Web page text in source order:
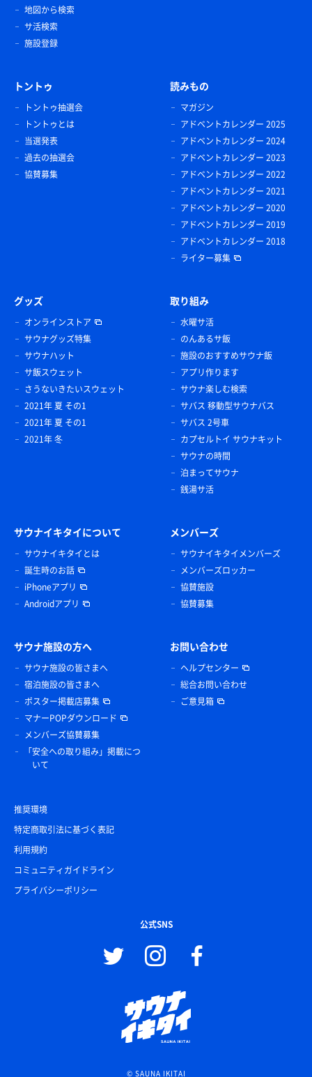
地図から検索
サ活検索
施設登録
トントゥ
トントゥ抽選会
トントゥとは
当選発表
過去の抽選会
協賛募集
読みもの
マガジン
アドベントカレンダー 2025
アドベントカレンダー 2024
アドベントカレンダー 2023
アドベントカレンダー 2022
アドベントカレンダー 2021
アドベントカレンダー 2020
アドベントカレンダー 2019
アドベントカレンダー 2018
ライター募集
グッズ
オンラインストア
サウナグッズ特集
サウナハット
サ飯スウェット
さうないきたいスウェット
2021年 夏 その1
2021年 夏 その1
2021年 冬
取り組み
水曜サ活
のんあるサ飯
施設のおすすめサウナ飯
アプリ作ります
サウナ楽しむ検索
サバス 移動型サウナバス
サバス 2号車
カプセルトイ サウナキット
サウナの時間
泊まってサウナ
銭湯サ活
サウナイキタイについて
サウナイキタイとは
誕生時のお話
iPhoneアプリ
Androidアプリ
メンバーズ
サウナイキタイメンバーズ
メンバーズロッカー
協賛施設
協賛募集
サウナ施設の方へ
サウナ施設の皆さまへ
宿泊施設の皆さまへ
ポスター掲載店募集
マナーPOPダウンロード
メンバーズ協賛募集
「安全への取り組み」掲載につ
いて
お問い合わせ
ヘルプセンター
総合お問い合わせ
ご意見箱
推奨環境
特定商取引法に基づく表記
利用規約
コミュニティガイドライン
プライバシーポリシー
公式SNS
© SAUNA IKITAI